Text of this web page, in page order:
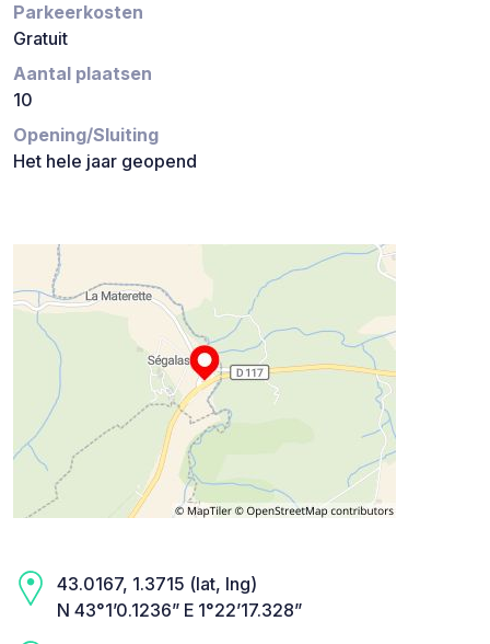
Parkeerkosten
Gratuit
Aantal plaatsen
10
Opening/Sluiting
Het hele jaar geopend
43.0167, 1.3715 (lat, lng)
N 43°1’0.1236” E 1°22’17.328”